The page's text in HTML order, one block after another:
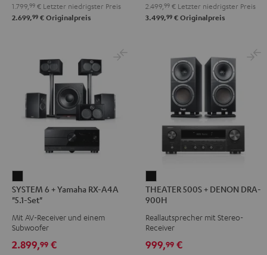
Anthrazit
Weiß
/
1.799, 99 € Letzter niedrigster Preis
2.699,99 € Originalpreis
"5.1-
Set"
2.499, 99 € Letzter niedrigster Preis
3.499,99 € Originalpreis
6
+
Yamaha
RX-
A4A
SYSTEM 6 + Yamaha RX-A4A
"5.1-Set"
Mit AV-Receiver und einem
Subwoofer
2.899,99 €
500S
+
DENON
DRA-
900H
THEATER 500S + DENON DRA-
900H
Reallautsprecher mit Stereo-
Receiver
999,99 €